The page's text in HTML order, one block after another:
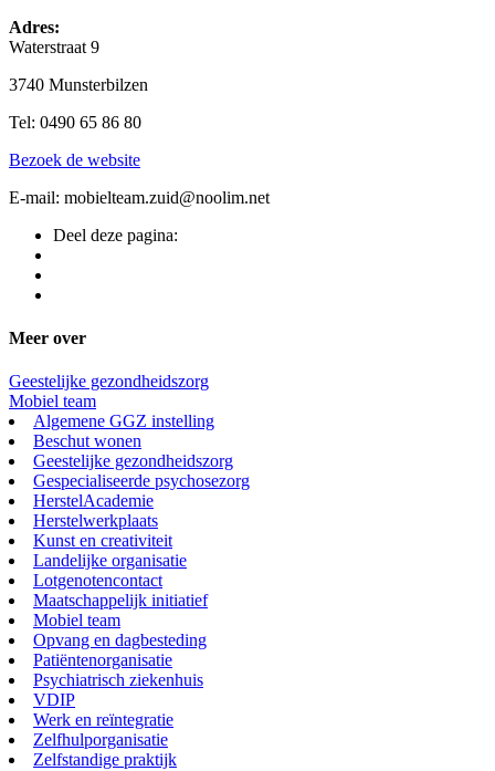
Adres:
Waterstraat 9
3740 Munsterbilzen
Tel: 0490 65 86 80
Bezoek de website
E-mail: mobielteam.zuid@noolim.net
Deel deze pagina:
Meer over
Geestelijke gezondheidszorg
Mobiel team
Algemene GGZ instelling
Beschut wonen
Geestelijke gezondheidszorg
Gespecialiseerde psychosezorg
HerstelAcademie
Herstelwerkplaats
Kunst en creativiteit
Landelijke organisatie
Lotgenotencontact
Maatschappelijk initiatief
Mobiel team
Opvang en dagbesteding
Patiëntenorganisatie
Psychiatrisch ziekenhuis
VDIP
Werk en reïntegratie
Zelfhulporganisatie
Zelfstandige praktijk